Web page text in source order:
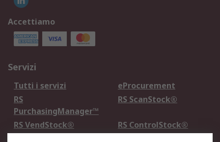
Accettiamo
Servizi
Tutti i servizi
eProcurement
RS
PurchasingManager™
RS ScanStock®
RS VendStock®
RS ControlStock®